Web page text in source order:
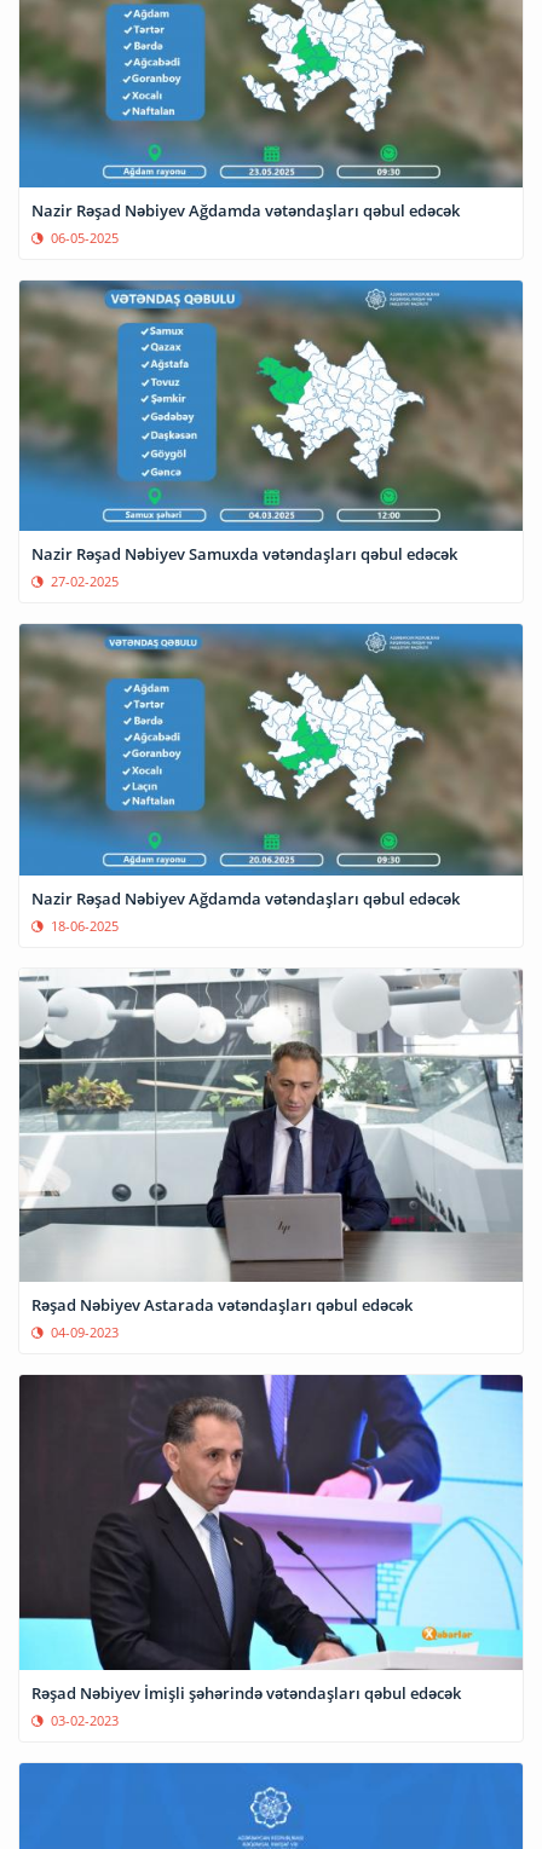
Nazir Rəşad Nəbiyev Ağdamda vətəndaşları qəbul edəcək
06-05-2025
Nazir Rəşad Nəbiyev Samuxda vətəndaşları qəbul edəcək
27-02-2025
Nazir Rəşad Nəbiyev Ağdamda vətəndaşları qəbul edəcək
18-06-2025
Rəşad Nəbiyev Astarada vətəndaşları qəbul edəcək
04-09-2023
Rəşad Nəbiyev İmişli şəhərində vətəndaşları qəbul edəcək
03-02-2023